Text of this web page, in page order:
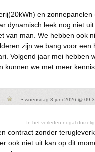
en
dynamisch leek nog niet
van man. We hebben ook
zijn we bang voor een
Volgend jaar mei hebben
kunnen we met meer
• woensdag 3 juni 2026 @
In het verleden nogal duizelig
contract zonder
ook niet uit kan op dit